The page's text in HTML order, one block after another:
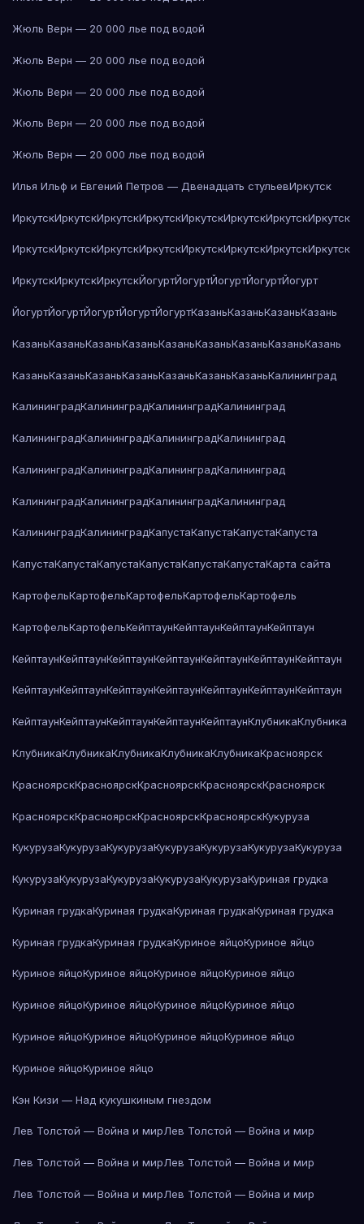
Жюль Верн — 20 000 лье под водой
Жюль Верн — 20 000 лье под водой
Жюль Верн — 20 000 лье под водой
Жюль Верн — 20 000 лье под водой
Жюль Верн — 20 000 лье под водой
Илья Ильф и Евгений Петров — Двенадцать стульевИркутск
ИркутскИркутскИркутскИркутскИркутскИркутскИркутскИркутск
ИркутскИркутскИркутскИркутскИркутскИркутскИркутскИркутск
ИркутскИркутскИркутскЙогуртЙогуртЙогуртЙогуртЙогурт
ЙогуртЙогуртЙогуртЙогуртЙогуртКазаньКазаньКазаньКазань
КазаньКазаньКазаньКазаньКазаньКазаньКазаньКазаньКазань
КазаньКазаньКазаньКазаньКазаньКазаньКазаньКалининград
КалининградКалининградКалининградКалининград
КалининградКалининградКалининградКалининград
КалининградКалининградКалининградКалининград
КалининградКалининградКалининградКалининград
КалининградКалининградКапустаКапустаКапустаКапуста
КапустаКапустаКапустаКапустаКапустаКапустаКарта сайта
КартофельКартофельКартофельКартофельКартофель
КартофельКартофельКейптаунКейптаунКейптаунКейптаун
КейптаунКейптаунКейптаунКейптаунКейптаунКейптаунКейптаун
КейптаунКейптаунКейптаунКейптаунКейптаунКейптаунКейптаун
КейптаунКейптаунКейптаунКейптаунКейптаунКлубникаКлубника
КлубникаКлубникаКлубникаКлубникаКлубникаКрасноярск
КрасноярскКрасноярскКрасноярскКрасноярскКрасноярск
КрасноярскКрасноярскКрасноярскКрасноярскКукуруза
КукурузаКукурузаКукурузаКукурузаКукурузаКукурузаКукуруза
КукурузаКукурузаКукурузаКукурузаКукурузаКуриная грудка
Куриная грудкаКуриная грудкаКуриная грудкаКуриная грудка
Куриная грудкаКуриная грудкаКуриное яйцоКуриное яйцо
Куриное яйцоКуриное яйцоКуриное яйцоКуриное яйцо
Куриное яйцоКуриное яйцоКуриное яйцоКуриное яйцо
Куриное яйцоКуриное яйцоКуриное яйцоКуриное яйцо
Куриное яйцоКуриное яйцо
Кэн Кизи — Над кукушкиным гнездом
Лев Толстой — Война и мирЛев Толстой — Война и мир
Лев Толстой — Война и мирЛев Толстой — Война и мир
Лев Толстой — Война и мирЛев Толстой — Война и мир